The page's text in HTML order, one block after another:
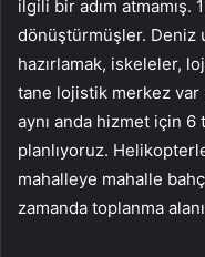
ilgili bir adım
dönüştürmüşler. Deniz
hazırlamak, iskeleler,
tane lojistik merkez
aynı anda hizmet için
planlıyoruz.
mahalleye mahalle
zamanda toplanma